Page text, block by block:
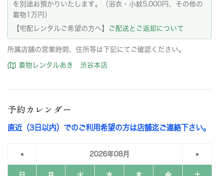
を別途お預かりいたします。（浴衣・小紋5,000円、その他の
着物1万円）
【宅配レンタルご希望の方へ】
ご配送とご返却について
所属店舗の営業時間、住所等は下記にてご確認ください。
着物レンタルあき 渋谷本店
予約カレンダー
直近（3日以内）でのご利用希望の方は店舗迄ご連絡下さい。
« 2026年08月 »